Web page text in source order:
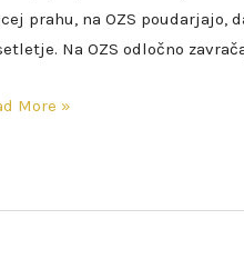
prahu, na OZS poudarjajo,
Na OZS odločno
More »